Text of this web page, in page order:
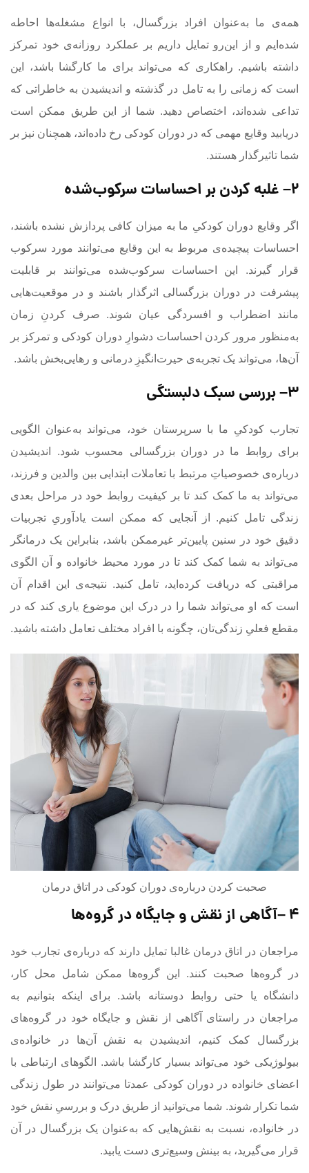
همه‌ی ما به‌عنوان افراد بزرگسال، با انواع مشغله‌ها احاطه
شده‌ایم و از این‌رو تمایل داریم بر عملکرد روزانه‌ی خود تمرکز
داشته باشیم. راهکاری که می‌تواند برای ما کارگشا باشد، این
است که زمانی را به تامل در گذشته و اندیشیدن به خاطراتی که
تداعی شده‌اند، اختصاص دهید. شما از این طریق ممکن است
دریابید وقایع مهمی که در دوران کودکی رخ داده‌اند، همچنان نیز بر
شما تاثیرگذار هستند.
۲–غلبه کردن بر احساسات سرکوب‌شده
اگر وقایع دوران کودکیِ ما به میزان کافی پردازش نشده باشند،
احساسات پیچیده‌ی مربوط به این وقایع می‌توانند مورد سرکوب
قرار گیرند. این احساسات سرکوب‌شده می‌توانند بر قابلیت
پیشرفت در دوران بزرگسالی اثرگذار باشند و در موقعیت‌هایی
مانند اضطراب و افسردگی عیان شوند. صرف کردنِ زمان
به‌منظور مرور کردن احساسات دشوارِ دوران کودکی و تمرکز بر
آن‌ها، می‌تواند یک تجربه‌ی حیرت‌انگیزِ درمانی و رهایی‌‌بخش باشد.
۳–بررسی سبک دلبستگی
تجارب کودکیِ ما با سرپرستان‌ خود، می‌تواند به‌عنوان الگویی
برای روابط ما در دوران بزرگسالی محسوب شود. اندیشیدن
درباره‌ی خصوصیاتِ مرتبط با تعاملات ابتدایی بین والدین و فرزند،
می‌تواند به ما کمک کند تا بر کیفیت روابط خود در مراحل بعدی
زندگی تامل کنیم. از آنجایی که ممکن است یادآوریِ تجربیات
دقیق خود در سنین پایین‌تر غیرممکن باشد، بنابراین یک درمانگر
می‌تواند به شما کمک کند تا در مورد محیط خانواده و آن الگوی
مراقبتی که دریافت کرده‌اید، تامل کنید. نتیجه‌ی این اقدام آن
است که او می‌تواند شما را در درک این موضوع یاری کند که در
مقطع فعلیِ زندگی‌تان، چگونه با افراد مختلف تعامل داشته باشید.
صحبت کردن درباره‌ی دوران کودکی در اتاق درمان
۴–آگاهی از نقش و جایگاه در گروه‌ها
مراجعان در اتاق درمان غالبا تمایل دارند که درباره‌ی تجارب خود
در گروه‌ها صحبت کنند. این گروه‌ها ممکن شامل محل کار،
دانشگاه یا حتی روابط دوستانه باشد. برای اینکه بتوانیم به
مراجعان در راستای آگاهی از نقش و جایگاه خود در گروه‌های
بزرگسال کمک کنیم، اندیشیدن به نقش آن‌ها در خانواده‌ی‌
بیولوژیکی خود می‌تواند بسیار کارگشا باشد. الگوهای ارتباطی با
اعضای خانواده در دوران کودکی عمدتا می‌توانند در طول زندگی
شما تکرار شوند. شما می‌توانید از طریق درک و بررسیِ نقش خود
در خانواده، نسبت به نقش‌هایی که به‌عنوان یک بزرگسال در آن
قرار می‌گیرید، به بینش وسیع‌تری دست یابید.